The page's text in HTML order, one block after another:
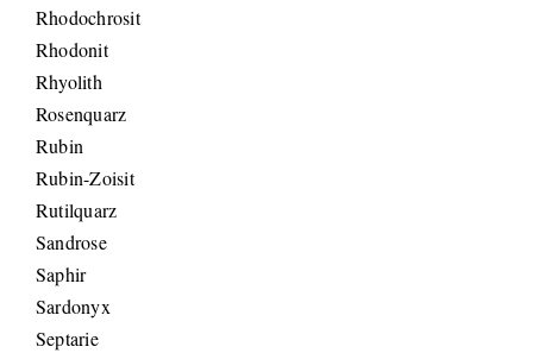
Rhodochrosit
Rhodonit
Rhyolith
Rosenquarz
Rubin
Rubin-Zoisit
Rutilquarz
Sandrose
Saphir
Sardonyx
Septarie